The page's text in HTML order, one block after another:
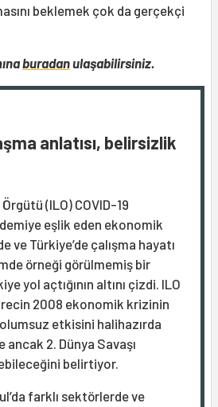
beklemek çok da gerçekçi
buradanulaşabilirsiniz.
anlatısı, belirsizlik
(ILO) COVID-19
eşlik eden ekonomik
ve Türkiye’de çalışma hayatı
örneği görülmemiş bir
yol açtığının altını çizdi. ILO
2008 ekonomik krizinin
etkisini halihazırda
ancak 2. Dünya Savaşı
belirtiyor.
farklı sektörlerde ve